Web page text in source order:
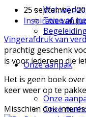
Wat wij
Twee of
Onze aanpak
Onze
Onze
25 september
Inspiratie van
Vingerafdruk van
prachtig geschenk
is voor iedereen die
Het is geen boek
keer weer op te
Misschien ook